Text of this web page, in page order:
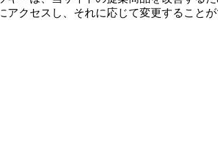
クセスし、それに応じて変更することが